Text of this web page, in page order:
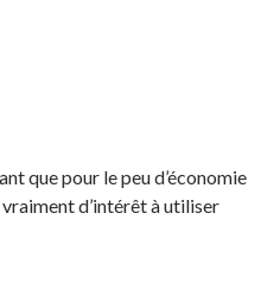
que pour le peu d’économie
d’intérêt à utiliser